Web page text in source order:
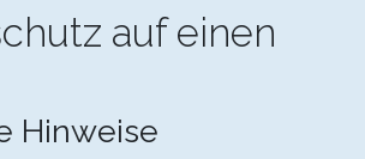
auf einen
Hinweise